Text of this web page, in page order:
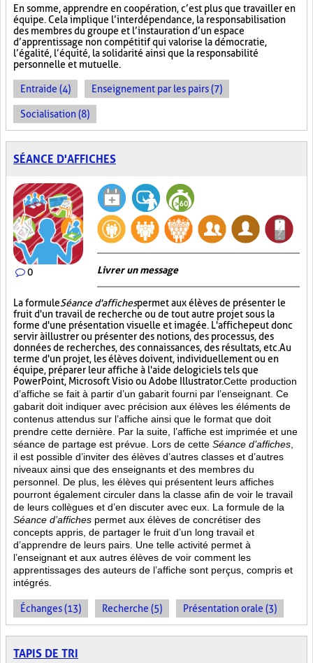
En somme, apprendre en coopération, c’est plus que travailler en
équipe. Cela implique l’interdépendance, la responsabilisation
des membres du groupe et l’instauration d’un espace
d’apprentissage non compétitif qui valorise la démocratie,
l’égalité, l’équité, la solidarité ainsi que la responsabilité
personnelle et mutuelle.
Entraide (4) Enseignement par les pairs (7)
Socialisation (8)
SÉANCE D'AFFICHES
0 Livrer un message
La formuleSéance d'affichespermet aux élèves de présenter le
fruit d'un travail de recherche ou de tout autre projet sous la
forme d'une présentation visuelle et imagée. L'affichepeut donc
servir à illustrer ou présenter des notions, des processus, des
données de recherches, des connaissances, des résultats, etc. Au
terme d'un projet, les élèves doivent, individuellement ou en
équipe, préparer leur affiche à l'aide de logiciels tels que
PowerPoint, Microsoft Visio ou Adobe Illustrator.Cette production
d’affiche se fait à partir d’un gabarit fourni par l’enseignant. Ce
gabarit doit indiquer avec précision aux élèves les éléments de
contenus attendus sur l’affiche ainsi que le format que doit
prendre cette dernière. Par la suite, l’affiche est imprimée et une
séance de partage est prévue. Lors de cette Séance d’affiches
il est possible d’inviter des élèves d’autres classes et d’autres
niveaux ainsi que des enseignants et des membres du
personnel. De plus, les élèves qui présentent leurs affiches
pourront également circuler dans la classe afin de voir le travail
de leurs collègues et d’en discuter avec eux. La formule de la
Séance d’affiches permet aux élèves de concrétiser des
concepts appris, de partager le fruit d’un long travail et
d’apprendre de leurs pairs. Une telle activité permet à
l’enseignant et aux autres élèves de voir comment les
apprentissages des auteurs de l’affiche sont perçus, compris et
intégrés.
Échanges (13) Recherche (5) Présentation orale (3)
TAPIS DE TRI